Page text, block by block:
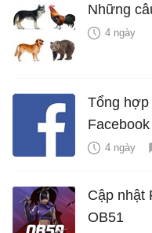
Những
4 ngày
Tổng
4 ngày
Cập nhật
OB51